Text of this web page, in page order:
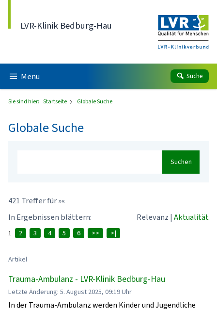
LVR-Klinik Bedburg-Hau
Menü Suche
Sie sind hier: Startseite Globale Suche
Globale Suche
Suchen
421 Treffer für »«
In Ergebnissen blättern:
Relevanz | Aktualität
1 2 3 4 5 6 >> >|
Artikel
Trauma-Ambulanz - LVR-Klinik Bedburg-Hau
Letzte Änderung: 5. August 2025, 09:19 Uhr
In der Trauma-Ambulanz werden Kinder und Jugendliche